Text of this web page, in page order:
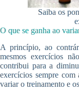
Saiba os
O que se ganha ao
A princípio, ao
mesmos exercícios
contribui para a
exercícios sempre com
variar o treinamento e